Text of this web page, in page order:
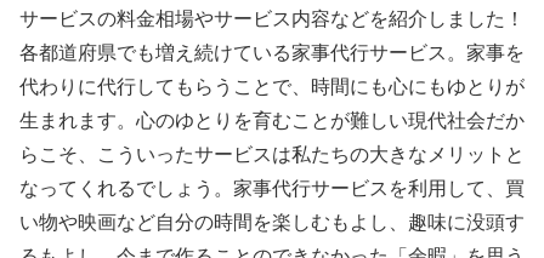
サービスの料金相場やサービス内容などを紹介しました！
各都道府県でも増え続けている家事代行サービス。家事を
代わりに代行してもらうことで、時間にも心にもゆとりが
生まれます。心のゆとりを育むことが難しい現代社会だか
らこそ、こういったサービスは私たちの大きなメリットと
なってくれるでしょう。家事代行サービスを利用して、買
い物や映画など自分の時間を楽しむもよし、趣味に没頭す